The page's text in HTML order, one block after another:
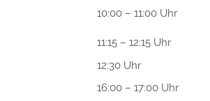
10:00 – 11:00 Uhr
11:15 – 12:15 Uhr
12:30 Uhr
16:00 – 17:00 Uhr